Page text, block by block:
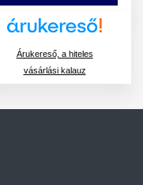
Árukereső, a hiteles
vásárlási kalauz